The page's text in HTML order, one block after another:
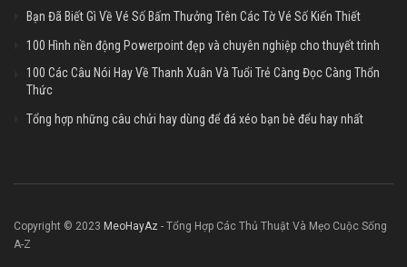
Bạn Đã Biết Gì Về Vé Số Bấm Thưởng Trên Các Tờ Vé Số Kiến Thiết
100 Hình nền động Powerpoint đẹp và chuyên nghiệp cho thuyết trình
100 Các Câu Nói Hay Về Thanh Xuân Và Tuổi Trẻ Càng Đọc Càng Thổn
Thức
Tổng hợp những câu chửi hay dùng để đá xéo bạn bè đểu hay nhất
Copyright © 2023 MeoHayAz - Tổng Hợp Các Thủ Thuật Và Mẹo Cuộc Sống
A-Z